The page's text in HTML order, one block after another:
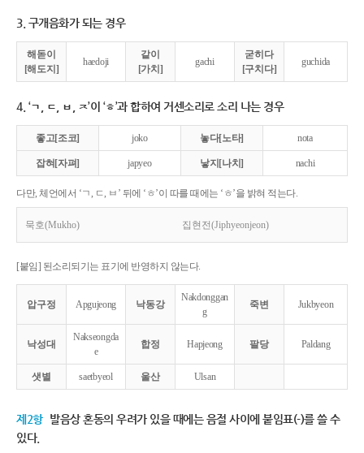
3. 구개음화가 되는 경우
해돋이
[해도지]
haedoji
같이
[가치]
gachi
굳히다
[구치다]
guchida
4. ‘ㄱ, ㄷ, ㅂ, ㅈ’이 ‘ㅎ’과 합하여 거센소리로 소리 나는 경우
좋고[조코] joko 놓다[노타] nota
잡혀[자펴] japyeo 낳지[나치] nachi
다만, 체언에서 ‘ㄱ, ㄷ, ㅂ’ 뒤에 ‘ㅎ’이 따를 때에는 ‘ㅎ’을 밝혀 적는다.
묵호(Mukho) 집현전(Jiphyeonjeon)
[붙임] 된소리되기는 표기에 반영하지 않는다.
압구정 Apgujeong 낙동강
Nakdonggan
g
죽변 Jukbyeon
낙성대
Nakseongda
e
합정 Hapjeong 팔당 Paldang
샛별 saetbyeol 울산 Ulsan
제2항 발음상 혼동의 우려가 있을 때에는 음절 사이에 붙임표(-)를 쓸 수
있다.